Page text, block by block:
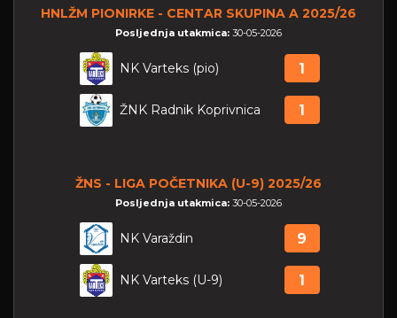
HNLŽM PIONIRKE - CENTAR SKUPINA A 2025/26
Posljednja utakmica: 30-05-2026
NK Varteks (pio) 1
ŽNK Radnik Koprivnica 1
ŽNS - LIGA POČETNIKA (U-9) 2025/26
Posljednja utakmica: 30-05-2026
NK Varaždin 9
NK Varteks (U-9) 1